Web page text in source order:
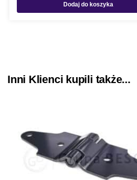
Dodaj do koszyka
Inni Klienci kupili także...